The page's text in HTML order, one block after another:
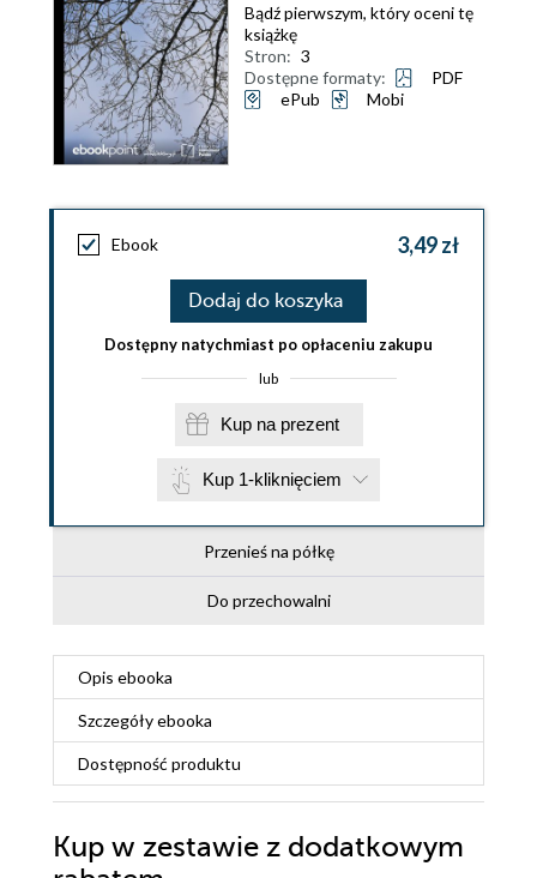
Bądź pierwszym, który oceni tę
książkę
Stron: 3
Dostępne formaty:
PDF
ePub
Mobi
Ebook 3,49 zł
Dodaj do koszyka
Dostępny natychmiast po opłaceniu zakupu
lub
Kup na prezent
Kup 1-kliknięciem
Przenieś na półkę
Do przechowalni
Opis ebooka
Szczegółyebooka
Dostępność produktu
Kup w zestawie z dodatkowym